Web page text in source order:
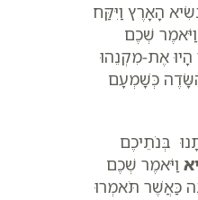
הָאָרֶץ וַיִּקַּח
וַיֹּאמֶר שְׁכֶם
אֶת-מִקְנֵהוּ
הַשָּׂדֶה כְּשָׁמְעָם
בְּנֹתֵיכֶם
יא וַיֹּאמֶר שְׁכֶם
כַּאֲשֶׁר תֹּאמְרוּ